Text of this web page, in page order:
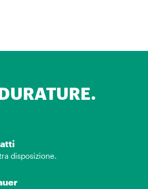
disposizione.